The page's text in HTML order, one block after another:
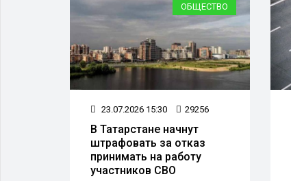
ОБЩЕСТВО
23.07.2026 15:30 29256
В Татарстане начнут
штрафовать за отказ
принимать на работу
участников СВО